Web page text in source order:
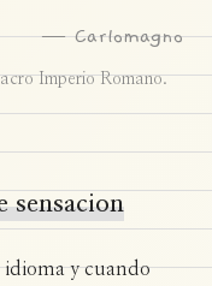
— Carlomagno
Imperio Romano.
sensacion
idioma y cuando